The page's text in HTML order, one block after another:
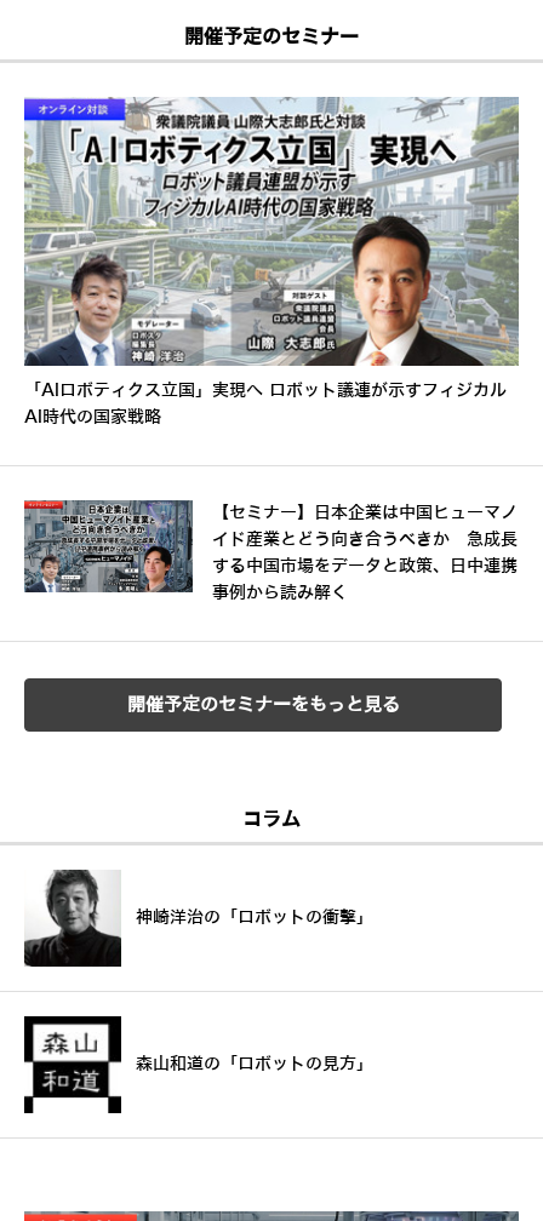
開催予定のセミナー
「AIロボティクス立国」実現へ ロボット議連が示すフィジカル
AI時代の国家戦略
【セミナー】日本企業は中国ヒューマノ
イド産業とどう向き合うべきか 急成長
する中国市場をデータと政策、日中連携
事例から読み解く
開催予定のセミナーをもっと見る
コラム
神崎洋治の「ロボットの衝撃」
森山和道の「ロボットの見方」